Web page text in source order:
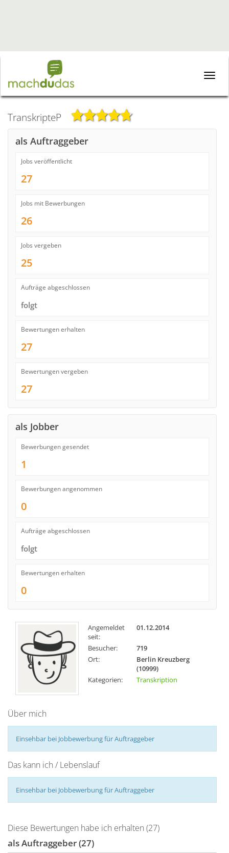
Toggle
TranskripteP
als Auftraggeber
Jobs veröffentlicht
27
Jobs mit Bewerbungen
26
Jobs vergeben
25
Aufträge abgeschlossen
folgt
Bewertungen erhalten
27
Bewertungen vergeben
27
als Jobber
Bewerbungen gesendet
1
Bewerbungen angenommen
0
Aufträge abgeschlossen
folgt
Bewertungen erhalten
0
Angemeldet
seit:
01.12.2014
Besucher:
719
Ort:
Berlin Kreuzberg
(10999)
Kategorien:
Transkription
Über mich
Einsehbar bei Jobbewerbung für Auftraggeber
Das kann ich / Lebenslauf
Einsehbar bei Jobbewerbung für Auftraggeber
Diese Bewertungen habe ich erhalten (27)
als Auftraggeber (27)